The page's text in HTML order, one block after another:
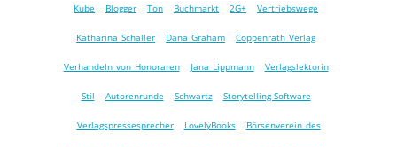
Kube Blogger Ton Buchmarkt 2G+ Vertriebswege
Katharina Schaller Dana Graham Coppenrath Verlag
Verhandeln von Honoraren Jana Lippmann Verlagslektorin
Stil Autorenrunde Schwartz Storytelling-Software
Verlagspressesprecher LovelyBooks Börsenverein des